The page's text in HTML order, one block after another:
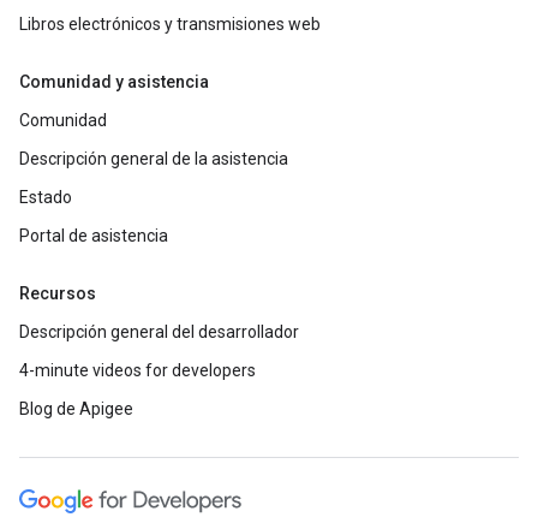
Libros electrónicos y transmisiones web
Comunidad y asistencia
Comunidad
Descripción general de la asistencia
Estado
Portal de asistencia
Recursos
Descripción general del desarrollador
4-minute videos for developers
Blog de Apigee